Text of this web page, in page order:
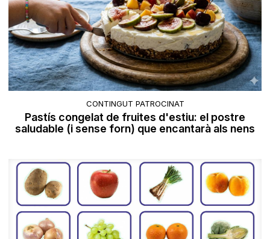
CONTINGUT PATROCINAT
Pastís congelat de fruites d'estiu: el postre
saludable (i sense forn) que encantarà als nens